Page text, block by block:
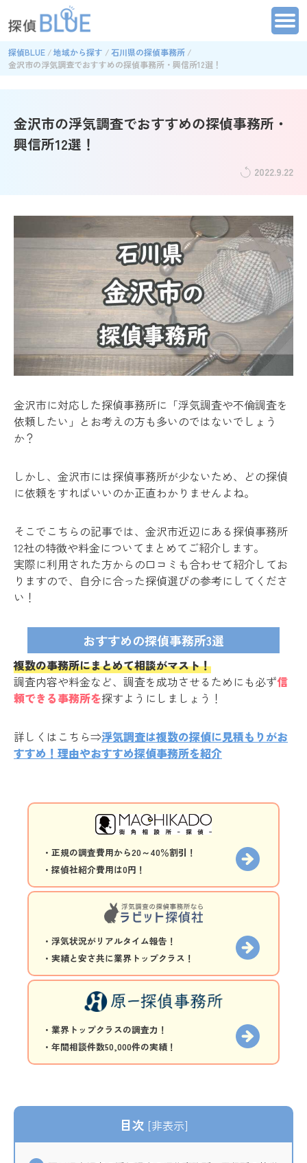
探偵BLUE 地域から探す
石川県の探偵事務所
金沢市の浮気調査でおすすめの探偵事務所・興信所12選！
金沢市の浮気調査でおすすめの探偵事務所・
興信所12選！
2022.9.22
金沢市に対応した探偵事務所に「浮気調査や不倫調査を
依頼したい」とお考えの方も多いのではないでしょう
か？
しかし、金沢市には探偵事務所が少ないため、どの探偵
に依頼をすればいいのか正直わかりませんよね。
そこでこちらの記事では、金沢市近辺にある探偵事務所
12社の特徴や料金についてまとめてご紹介します。
実際に利用された方からの口コミも合わせて紹介してお
りますので、自分に合った探偵選びの参考にしてくださ
い！
おすすめの探偵事務所3選
複数の事務所にまとめて相談がマスト！
調査内容や料金など、調査を成功させるためにも必ず信
頼できる事務所を探すようにしましょう！
詳しくはこちら⇒浮気調査は複数の探偵に見積もりがお
すすめ！理由やおすすめ探偵事務所を紹介
・正規の調査費用から20～40％割引！
・探偵社紹介費用は0円！
・浮気状況がリアルタイム報告！
・実績と安さ共に業界トップクラス！
・業界トップクラスの調査力！
・年間相談件数50,000件の実績！
目次 [非表示]